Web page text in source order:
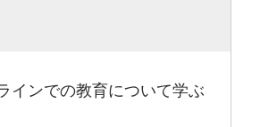
インでの教育について学ぶ